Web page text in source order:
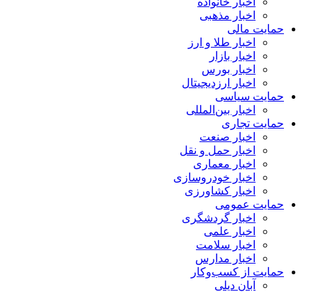
اخبار مذهبی
حمایت مالی
اخبار طلا و ارز
اخبار بازار
اخبار بورس
اخبار ارزدیجیتال
حمایت سیاسی
اخبار بین‌المللی
حمایت تجاری
اخبار صنعت
اخبار حمل و نقل
اخبار معماری
اخبار خودروسازی
اخبار کشاورزی
حمایت عمومی
اخبار گردشگری
اخبار علمی
اخبار سلامت
اخبار مدارس
حمایت از کسب‌وکار
آبان دیلی